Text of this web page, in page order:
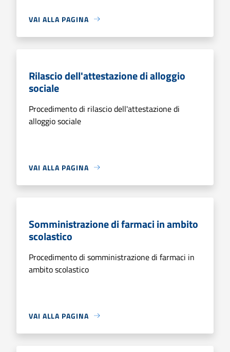
VAI ALLA PAGINA
Rilascio dell'attestazione di alloggio
sociale
Procedimento di rilascio dell'attestazione di
alloggio sociale
VAI ALLA PAGINA
Somministrazione di farmaci in ambito
scolastico
Procedimento di somministrazione di farmaci in
ambito scolastico
VAI ALLA PAGINA